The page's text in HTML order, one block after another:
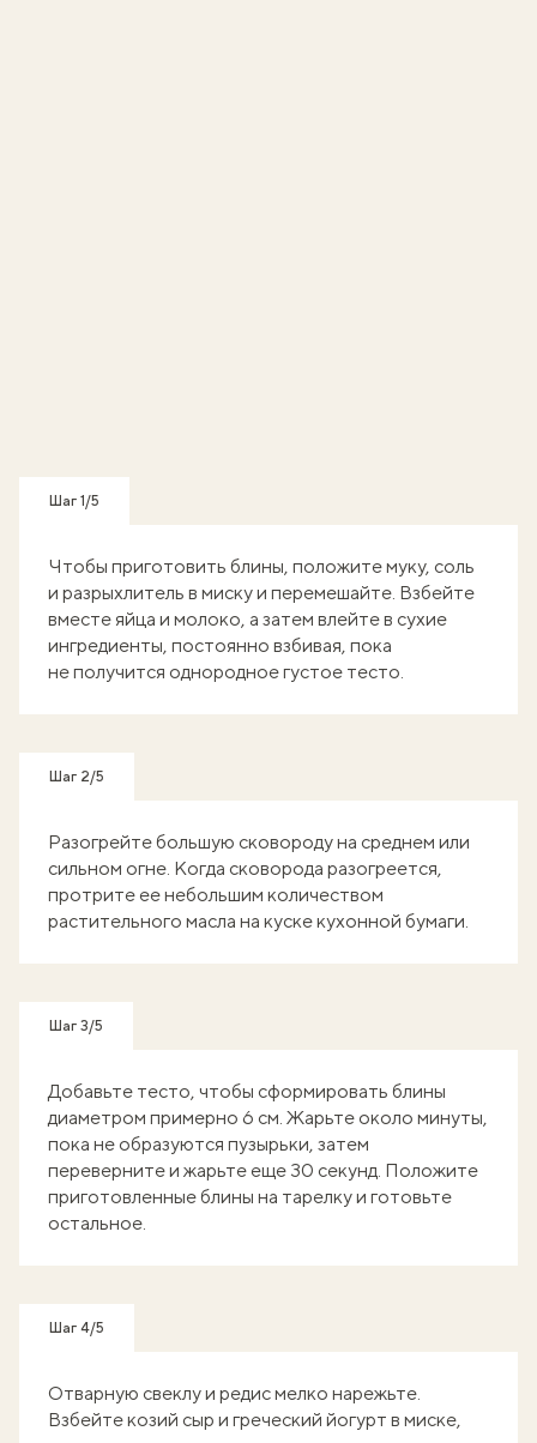
Шаг 1/5
Чтобы приготовить блины, положите муку, соль
и разрыхлитель в миску и перемешайте. Взбейте
вместе яйца и молоко, а затем влейте в сухие
ингредиенты, постоянно взбивая, пока
не получится однородное густое тесто.
Шаг 2/5
Разогрейте большую сковороду на среднем или
сильном огне. Когда сковорода разогреется,
протрите ее небольшим количеством
растительного масла на куске кухонной бумаги.
Шаг 3/5
Добавьте тесто, чтобы сформировать блины
диаметром примерно 6 см. Жарьте около минуты,
пока не образуются пузырьки, затем
переверните и жарьте еще 30 секунд. Положите
приготовленные блины на тарелку и готовьте
остальное.
Шаг 4/5
Отварную свеклу и редис мелко нарежьте.
Взбейте козий сыр и греческий йогурт в миске,